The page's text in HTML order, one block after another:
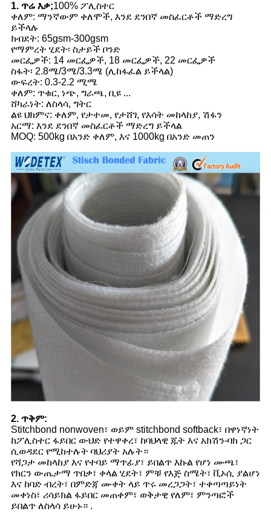
1. ጥሬ እቃ;100% ፖሊስተር
ቀለም: ማንኛውም ቀለሞች, እንደ ደንበኛ መስፈርቶች ማድረግ
ይችላሉ
ክብደት: 65gsm-300gsm
የማምረት ሂደት፡ ስታይች ቦንድ
መርፌዎች: 14 መርፌዎች, 18 መርፌዎች, 22 መርፌዎች
ስፋት፡ 2.8ሜ/3ሜ/3.3ሜ (ሊከፋፈል ይችላል)
ውፍረት: 0.3-2.2 ሚሜ
ቀለም: ጥቁር, ነጭ, ግራጫ, ቢዩ ...
ሸካራነት: ለስላሳ, ግትር
ልዩ ህክምና: ቀለም, የታተመ, የታሸገ, የእሳት መከላከያ, ሽፋን
አርማ: እንደ ደንበኛ መስፈርቶች ማድረግ ይችላል
MOQ: 500kg በአንድ ቀለም, እና 1000kg በአንድ መጠን
2. ጥቅም:
Stitchbond nonwoven፣ ወይም stitchbond softback፣ በዋነኛነት
ከፖሊስተር ፋይበር ውህድ የተዋቀረ፣ ከባህላዊ ጁት እና አክሽን-ባክ ጋር
ሲወዳደር የሚከተሉት ባህሪያት አሉት።
የሻጋታ መከላከያ እና የተባይ ማጥፊያ፣ ይበልጥ እኩል የሆነ ሙጫ፣
የክርን ውጤታማ ጥበቃ፣ ቀላል ሂደት፣ ምቹ የእጅ ስሜት፣ ቪኦሲ ያልሆነ
እና ከባድ ብረት፣ በምድጃ ሙቀት ላይ ጥሩ መረጋጋት፣ ተቀጣጣይነት
መቀነስ፣ ሪሳይክል ፋይበር መጠቀም፣ ወቅታዊ የለም፣ ምንጣፎች
ይበልጥ ለስላሳ ይሁኑ። .